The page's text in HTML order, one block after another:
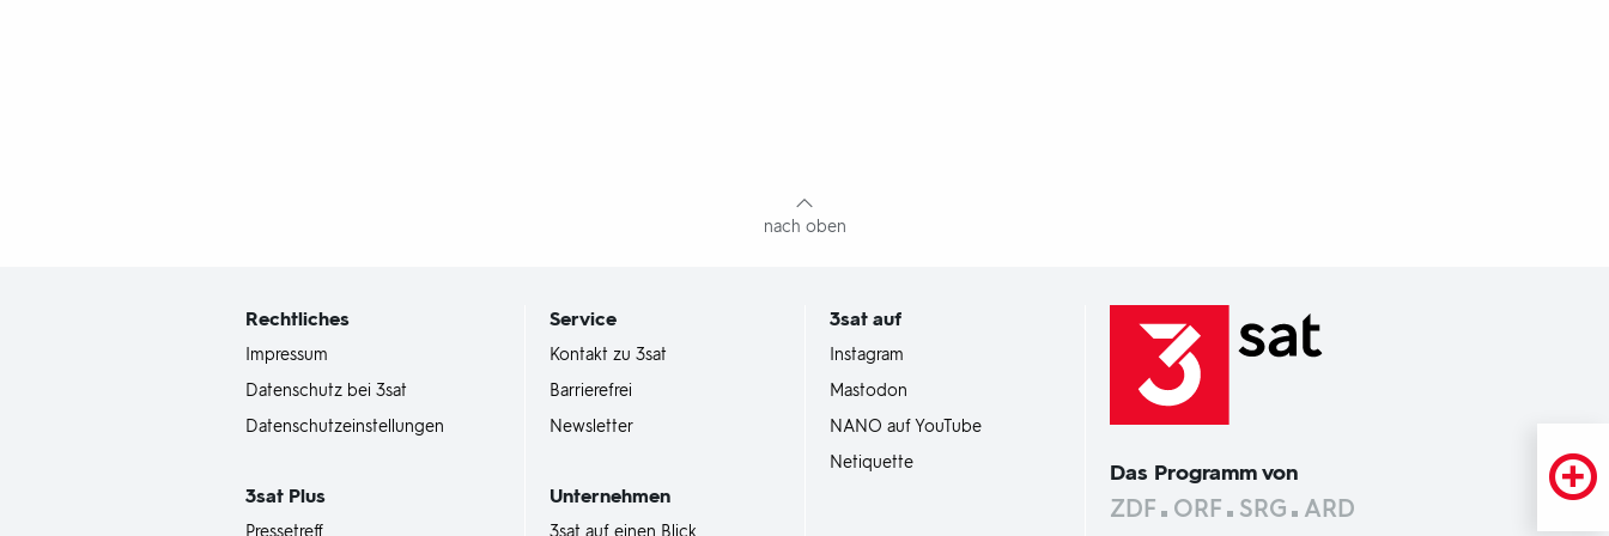
nach oben
Rechtliches
Impressum
Datenschutz bei 3sat
Datenschutzeinstellungen
3satPlus
Pressetreff
Service
Kontakt zu 3sat
Barrierefrei
Newsletter
Unternehmen
3sat auf einen Blick
3sat auf
Instagram
Mastodon
NANO auf YouTube
Netiquette
Das Programm von
ZDF ORF SRG ARD